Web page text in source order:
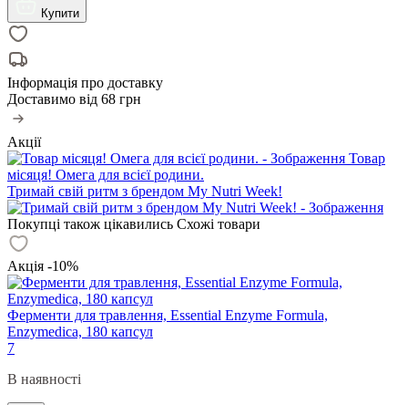
Купити
Інформація про доставку
Доставимо від 68 грн
Акції
Товар
місяця! Омега для всієї родини.
Тримай свій ритм з брендом My Nutri Week!
Покупці також цікавились Схожі товари
Акція -10%
Ферменти для травлення, Essential Enzyme Formula,
Enzymedica, 180 капсул
7
В наявності